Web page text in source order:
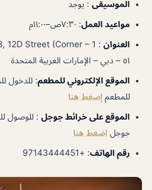
الموسيقى : يوجد
مواعيد العمل: ٧:٣٠ص–١١:٠٠م
العنوان
٥١ – دبي – الإمارات العربية المتحدة
الموقع الإلكتروني للمطعم: للدخول
للمطعم إضغط هنا
الموقع على خرائط جوجل : للوصول
جوجل اضغط هنا
رقم الهاتف: +97143444451